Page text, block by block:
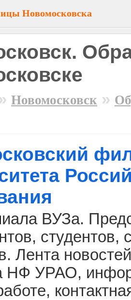
Новомосковска
Новомосковск »
ВУЗа.
студентов,
Лента
НФ УРАО,